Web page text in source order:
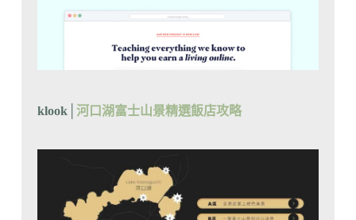
klook│ 河口湖富士山景精選飯店攻略